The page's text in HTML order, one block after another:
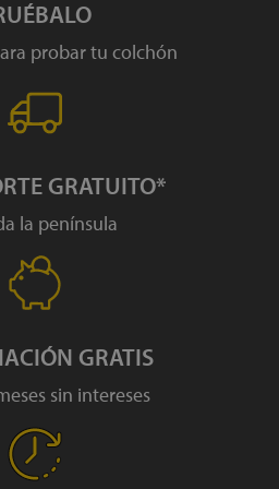
probar tu colchón
GRATUITO*
la península
GRATIS
sin intereses